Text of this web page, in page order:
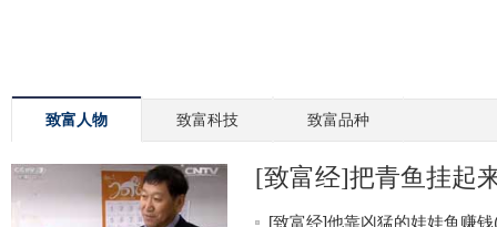
致富人物 致富科技 致富品种
[致富经]把青鱼挂起
[致富经]他靠凶猛的娃娃鱼赚钱